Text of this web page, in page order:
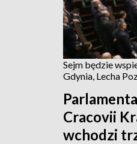
Sejm będzie
Gdynia, Lecha
Cracovii
wchodzi